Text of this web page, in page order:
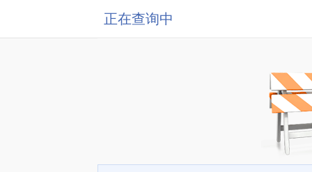
正在查询中